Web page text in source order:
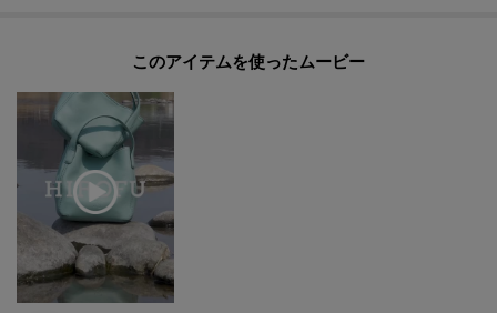
った場合にお知らせいたします。
※商品ご購入時にお渡しするお買上げ証明書にお取り扱い上のご注意とお手
入れについての表示がございますのでよくお読みください。
※照明の関係により、実際よりも色味が違って見える場合があります。ま
た、パソコン・スマートフォンなどの環境により、若干製品と画像のカラー
このアイテムを使ったムービー